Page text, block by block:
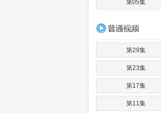
第05集
第29集
第23集
第17集
第11集